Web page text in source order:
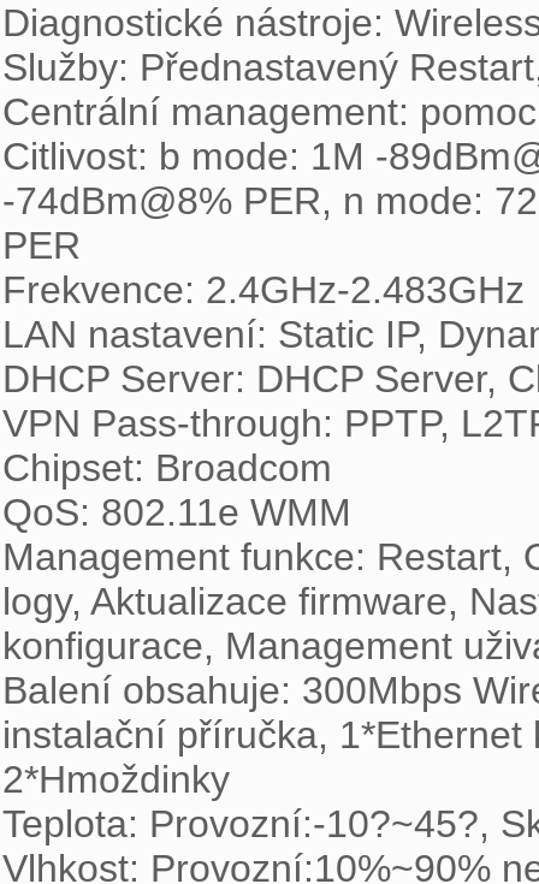
Diagnostické nástroje:
Služby: Přednastavený
Centrální management:
Citlivost: b mode: 1M -
-74dBm@8% PER, n mode:
PER
Frekvence: 2.4GHz-2.483GHz
LAN nastavení: Static IP,
DHCP Server: DHCP Server,
VPN Pass-through: PPTP,
Chipset: Broadcom
QoS: 802.11e WMM
Management funkce: Restart,
logy, Aktualizace firmware,
konfigurace, Management
Balení obsahuje: 300Mbps
instalační příručka,
2*Hmoždinky
Teplota: Provozní:-10?~45?,
Vlhkost: Provozní:10%~90%